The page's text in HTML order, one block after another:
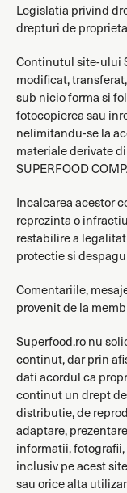
Legislatia privind
drepturi de
Continutul site-ului
modificat,
sub nicio forma si
fotocopierea sau
nelimitandu-se la
materiale derivate
SUPERFOOD
Incalcarea acestor
reprezinta o
restabilire a
protectie si
Comentariile,
provenit de la
Superfood.ro nu
continut, dar prin
dati acordul ca
continut un drept
distributie, de
adaptare,
informatii,
inclusiv pe acest
sau orice alta